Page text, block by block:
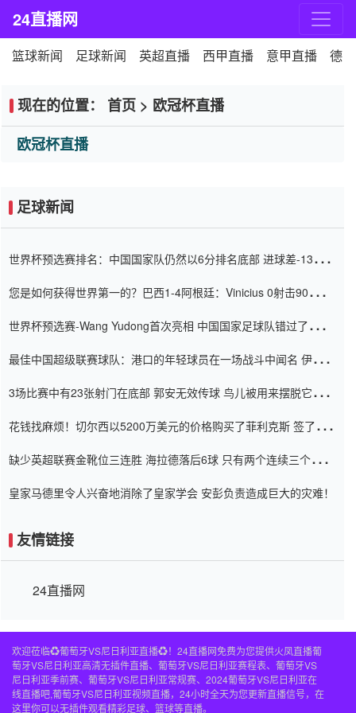
24直播网
篮球新闻 足球新闻 英超直播 西甲直播 意甲直播 德
现在的位置： 首页 > 欧冠杯直播
欧冠杯直播
足球新闻
世界杯预选赛排名：中国国家队仍然以6分排名底部 进球差-13令人
您是如何获得世界第一的？巴西1-4阿根廷：Vinicius 0射击90分钟
世界杯预选赛-Wang Yudong首次亮相 中国国家足球队错过了世界
最佳中国超级联赛球队：港口的年轻球员在一场战斗中闻名 伊万放
3场比赛中有23张射门在底部 郭安无效传球 鸟儿被用来摆脱它
花钱找麻烦！切尔西以5200万美元的价格购买了菲利克斯 签了7年
缺少英超联赛金靴位三连胜 海拉德落后6球 只有两个连续三个连续
皇家马德里令人兴奋地消除了皇家学会 安彭负责造成巨大的灾难！
友情链接
24直播网
欢迎莅临♻️葡萄牙VS尼日利亚直播♻️！24直播网免费为您提供火凤直播葡
萄牙VS尼日利亚高清无插件直播、葡萄牙VS尼日利亚赛程表、葡萄牙VS
尼日利亚季前赛、葡萄牙VS尼日利亚常规赛、2024葡萄牙VS尼日利亚在
线直播吧,葡萄牙VS尼日利亚视频直播，24小时全天为您更新直播信号，在
这里你可以无插件观看精彩足球、篮球等直播。